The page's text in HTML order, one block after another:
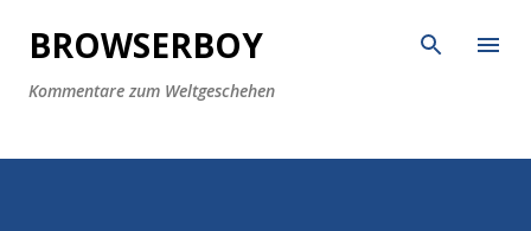
Direkt zum Hauptbereich
BROWSERBOY
Kommentare zum Weltgeschehen